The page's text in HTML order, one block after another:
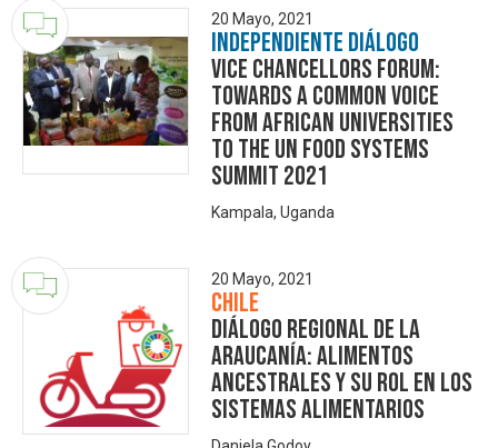
20 Mayo, 2021
Independiente Diálogo
Vice Chancellors Forum:
Towards a Common Voice
from African Universities
to the UN Food Systems
Summit 2021
Kampala, Uganda
20 Mayo, 2021
Chile
Diálogo Regional de La
Araucanía: Alimentos
ancestrales y su rol en los
sistemas alimentarios